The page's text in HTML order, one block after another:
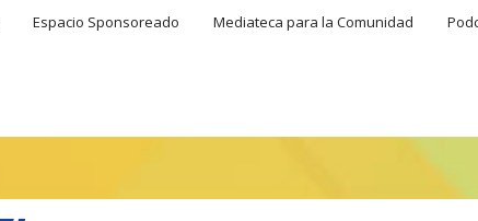
Espacio Sponsoreado Mediateca para la Comunidad